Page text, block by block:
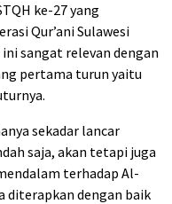
ke-27 yang
Qur’ani Sulawesi
sangat relevan dengan
pertama turun yaitu
sekadar lancar
saja, akan tetapi juga
terhadap Al-
diterapkan dengan baik